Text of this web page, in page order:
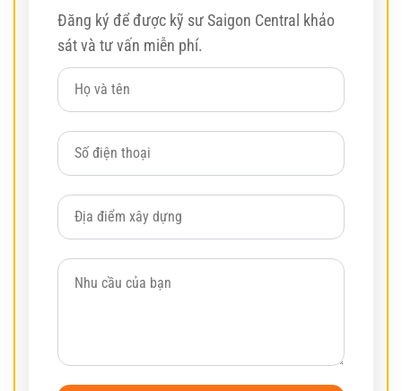
Đăng ký để được kỹ sư Saigon Central khảo
sát và tư vấn miễn phí.